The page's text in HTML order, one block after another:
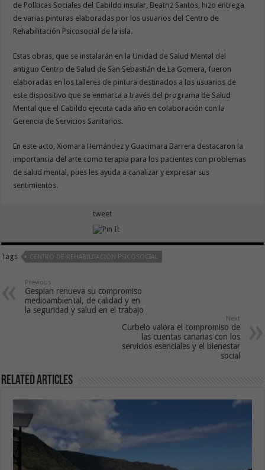
de Políticas Sociales del Cabildo insular, Beatriz Santos, hizo entrega
de varias pinturas elaboradas por los usuarios del Centro de
Rehabilitación Psicosocial de la isla.
Estas obras, que se instalarán en la Unidad de Salud Mental del
antiguo Centro de Salud de San Sebastián de La Gomera, fueron
elaboradas en los talleres de pintura destinados a los usuarios de
este dispositivo que se enmarca a través del programa de Salud
Mental que el Cabildo ejecuta cada año en colaboración con la
Gerencia de Servicios Sanitarios.
En este acto, Xiomara Hernández y Guacimara Barrera destacaron la
importancia del arte como terapia para los pacientes con problemas
de salud mental, pues les ayuda a canalizar y expresar sus
sentimientos.
tweet
Tags CENTRO DE REHABILITACIÓN PSICOSOCIAL
Previous
Gesplan renueva su compromiso
medioambiental, de calidad y en
la seguridad y salud en el trabajo
Next
Curbelo valora el compromiso de
las cuentas canarias con los
servicios esenciales y el bienestar
social
Related Articles